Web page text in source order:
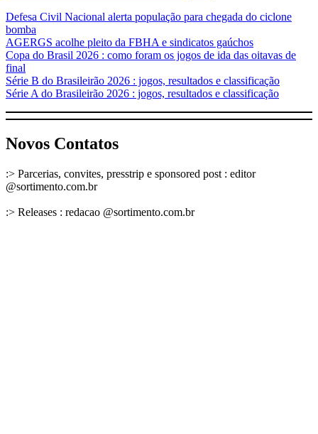
Defesa Civil Nacional alerta população para chegada do ciclone
bomba
AGERGS acolhe pleito da FBHA e sindicatos gaúchos
Copa do Brasil 2026 : como foram os jogos de ida das oitavas de
final
Série B do Brasileirão 2026 : jogos, resultados e classificação
Série A do Brasileirão 2026 : jogos, resultados e classificação
Novos Contatos
:> Parcerias, convites, presstrip e sponsored post : editor
@sortimento.com.br
:> Releases : redacao @sortimento.com.br